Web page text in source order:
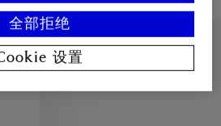
格纹折叠式卡片夹, ¥2,800.00
私人印记服务
全部拒绝
设置